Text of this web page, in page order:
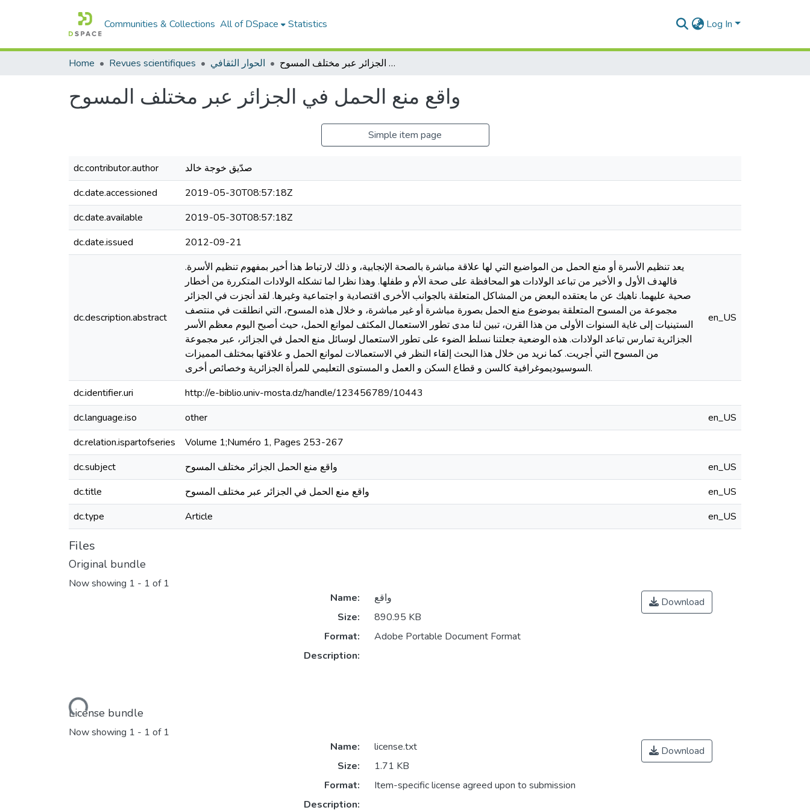
Communities & Collections All of DSpace Statistics Log In
Home Revues scientifiques الحوار الثقافي واقع منع الحمل في الجزائر عبر مختلف المسوح
واقع منع الحمل في الجزائر عبر مختلف المسوح
Simple item page
dc.contributor.author
صدّيق خوجة خالد
dc.date.accessioned
2019-05-30T08:57:18Z
dc.date.available
2019-05-30T08:57:18Z
dc.date.issued
2012-09-21
dc.description.abstract
يعد تنظيم الأسرة أو منع الحمل من المواضيع التي لها علاقة مباشرة بالصحة الإنجابية، و ذلك لارتباط هذا أخير بمفهوم تنظيم الأسرة.
فالهدف الأول و الأخير من تباعد الولادات هو المحافظة على صحة الأم و طفلها. وهذا نظرا لما تشكله الولادات المتكررة من أخطار
صحية عليهما. ناهيك عن ما يعتقده البعض من المشاكل المتعلقة بالجوانب الأخرى اقتصادية و اجتماعية وغيرها. لقد أنجزت في الجزائر
مجموعة من المسوح المتعلقة بموضوع منع الحمل بصورة مباشرة أو غير مباشرة، و خلال هذه المسوح، التي انطلقت في منتصف
الستينيات إلى غاية السنوات الأولى من هذا القرن، تبين لنا مدى تطور الاستعمال المكثف لموانع الحمل، حيث أصبح اليوم معظم الأسر
الجزائرية تمارس تباعد الولادات. هذه الوضعية جعلتنا نسلط الضوء على تطور الاستعمال لوسائل منع الحمل في الجزائر، عبر مجموعة
من المسوح التي أجريت. كما نريد من خلال هذا البحث إلقاء النظر في الاستعمالات لموانع الحمل و علاقتها بمختلف المميزات
السوسيوديموغرافية كالسن و قطاع السكن و العمل و المستوى التعليمي للمرأة الجزائرية وخصائص أخرى.
en_US
dc.identifier.uri
http://e-biblio.univ-mosta.dz/handle/123456789/10443
dc.language.iso
other
en_US
dc.relation.ispartofseries
Volume 1;Numéro 1, Pages 253-267
dc.subject
واقع منع الحمل الجزائر مختلف المسوح
en_US
dc.title
واقع منع الحمل في الجزائر عبر مختلف المسوح
en_US
dc.type
Article en_US
Files
Original bundle
Now showing 1 - 1 of 1
Loading...
Name:
واقع
Size:
890.95 KB
Format:
Adobe Portable Document Format
Description:
Download
License bundle
Now showing 1 - 1 of 1
Name:
license.txt
Size:
1.71 KB
Format:
Item-specific license agreed upon to submission
Description:
Download